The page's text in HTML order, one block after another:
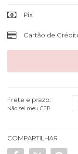
Pix
Cartão de
Frete e prazo:
Não sei meu CEP
COMPARTILHAR